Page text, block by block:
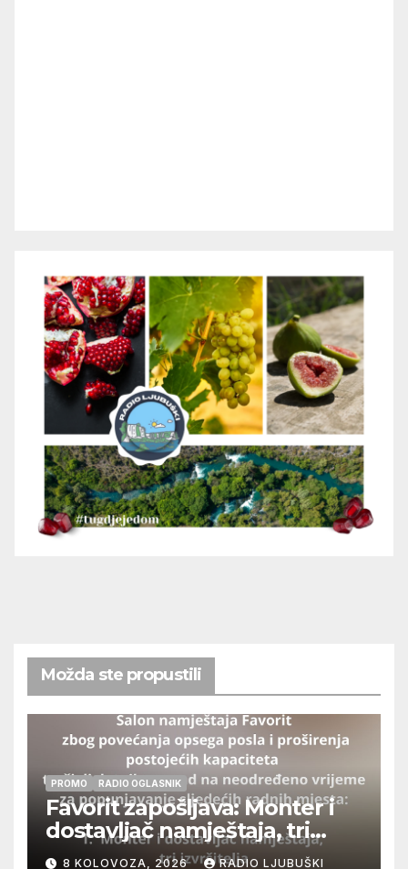
Možda ste propustili
PROMO RADIO OGLASNIK
Favorit zapošljava: Monter i
dostavljač namještaja, tri
izvršitelja
8 KOLOVOZA, 2026 RADIO LJUBUŠKI